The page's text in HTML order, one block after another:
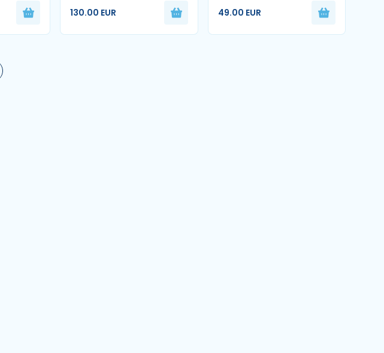
pliant 200kg MIL- NOV
130.00 EUR
30m (tortue)
49.00 EUR